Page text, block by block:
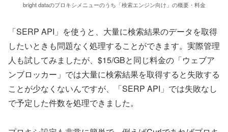
bright dataのプロキシメニューのうち「検索エンジン向け」の概要・料金
「SERP API」を使うと、大量に検索結果のデータを取得
したいときも問題なく処理することができます。実際管理
人も試してみましたが、$15/GBと同じ料金の「ウェブア
ンブロッカー」では大量に検索結果を取得すると失敗する
ことが少なくないんですが、「SERP API」では失敗なし
で予定した件数を処理できました。